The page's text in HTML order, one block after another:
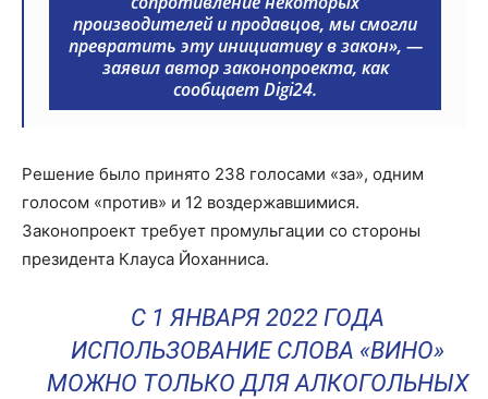
производителей и продавцов, мы смогли
превратить эту инициативу в закон», —
заявил автор законопроекта, как
сообщает Digi24.
Решение было принято 238 голосами «за», одним
голосом «против» и 12 воздержавшимися.
Законопроект требует промульгации со стороны
президента Клауса Йоханниса.
C 1 ЯНВАРЯ 2022 ГОДА
ИСПОЛЬЗОВАНИЕ СЛОВА «ВИНО»
МОЖНО ТОЛЬКО ДЛЯ АЛКОГОЛЬНЫХ